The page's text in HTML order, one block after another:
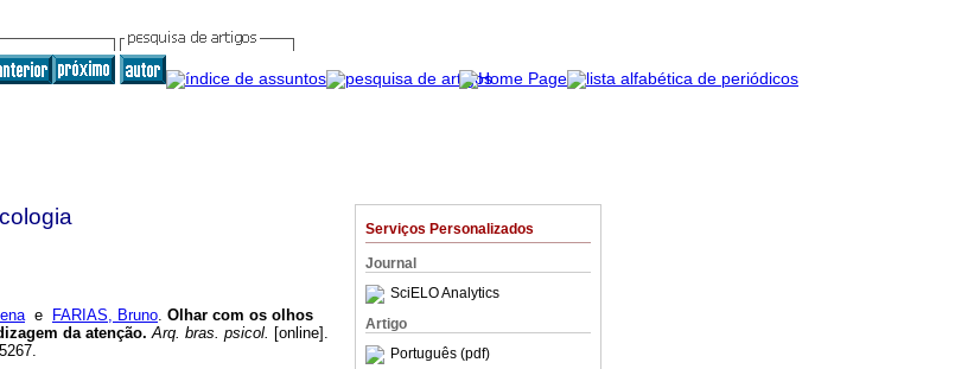
Serviços Personalizados
Journal
SciELO Analytics
Artigo
Português (pdf)
e FARIAS, Bruno. Olhar com os olhos
da atenção. Arq. bras. psicol. [online].